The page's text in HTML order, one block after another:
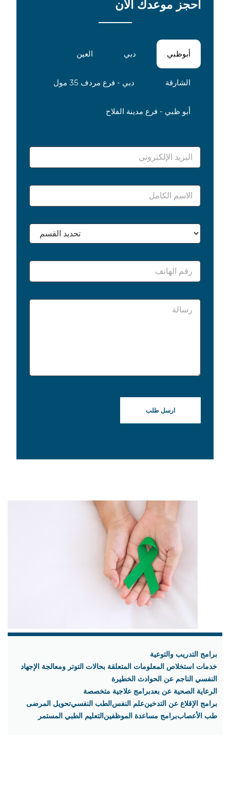
احجز موعدك الآن
أبوظبي دبي العين
الشارقة دبي - فرع مردف 35 مول
أبو ظبي - فرع مدينة الفلاح
برامج التدريب والتوعية
خدمات استخلاص المعلومات المتعلقة بحالات التوتر ومعالجة الإجهاد
النفسي الناجم عن الحوادث الخطيرة
الرعاية الصحية عن بعدبرامج علاجية متخصصة
برامج الإقلاع عن التدخينعلم النفسالطب النفسيتحويل المرضى
طب الأعصاببرامج مساعدة الموظفينالتعليم الطبي المستمر